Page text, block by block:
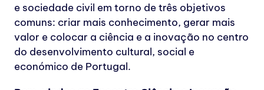
e sociedade civil em torno de três objetivos
comuns: criar mais conhecimento, gerar mais
valor e colocar a ciência e a inovação no centro
do desenvolvimento cultural, social e
económico de Portugal.